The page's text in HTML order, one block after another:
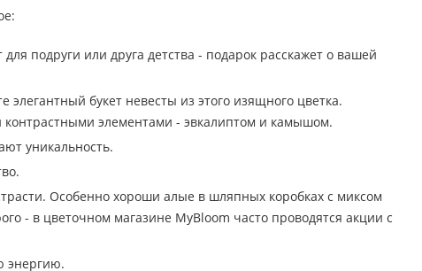
подруги или друга детства - подарок расскажет о вашей
букет невесты из этого изящного цветка.
элементами - эвкалиптом и камышом.
уникальность.
Особенно хороши алые в шляпных коробках с миксом
- в цветочном магазине MyBloom часто проводятся акции с
энергию.